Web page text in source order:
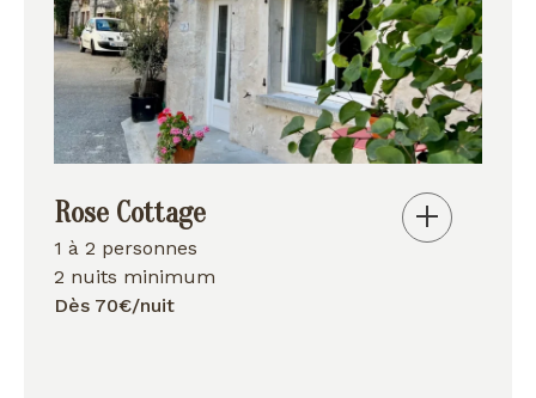
Rose Cottage
1 à 2 personnes
2 nuits minimum
Dès 70€/nuit